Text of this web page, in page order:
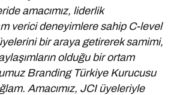
amacımız, liderlik
verici deneyimlere sahip C-level
bir araya getirerek samimi,
olduğu bir ortam
Branding Türkiye Kurucusu
Amacımız, JCI üyeleriyle